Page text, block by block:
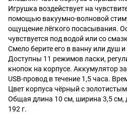
Игрушка воздействует на
помощью вакуумно-волновой
ощущение лёгкого посасывания.
чувствуется под водой или со
Смело берите его в ванну или душ
Доступны 11 режимов ласки,
кнопок на корпусе. Аккумулятор
USB-провод в течение 1,5 часа.
Цвет корпуса чёрный с
Общая длина 10 см, ширина 3,5 см,
192 г.